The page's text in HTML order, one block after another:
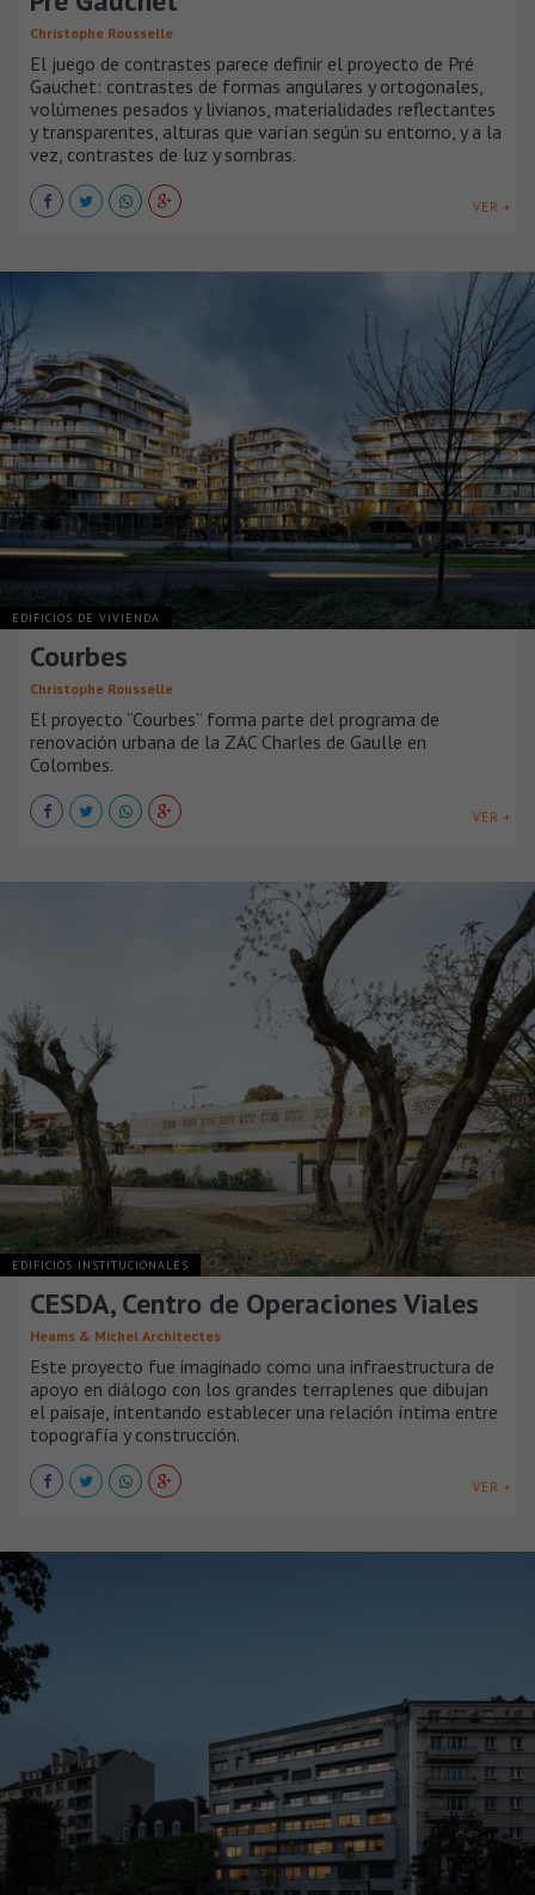
Christophe Rousselle
El juego de contrastes parece definir el proyecto de Pré
Gauchet: contrastes de formas angulares y ortogonales,
volúmenes pesados y livianos, materialidades reflectantes
y transparentes, alturas que varían según su entorno, y a la
vez, contrastes de luz y sombras.
VER +
EDIFICIOS DE VIVIENDA
Courbes
Christophe Rousselle
El proyecto “Courbes” forma parte del programa de
renovación urbana de la ZAC Charles de Gaulle en
Colombes.
VER +
EDIFICIOS INSTITUCIONALES
CESDA, Centro de Operaciones Viales
Heams & Michel Architectes
Este proyecto fue imaginado como una infraestructura de
apoyo en diálogo con los grandes terraplenes que dibujan
el paisaje, intentando establecer una relación íntima entre
topografía y construcción.
VER +